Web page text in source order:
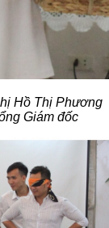
Hồ Thị Phương
Giám đốc